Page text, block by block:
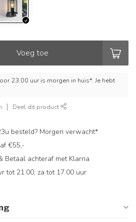
Voeg toe
23.00 uur is morgen in huis*. Je hebt
Deel dit product
besteld? Morgen verwacht*
€55,-
Betaal achteraf met Klarna
tot 21.00, za tot 17.00 uur